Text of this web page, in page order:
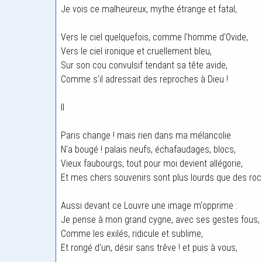
Je vois ce malheureux, mythe étrange et fatal,
Vers le ciel quelquefois, comme l'homme d'Ovide,
Vers le ciel ironique et cruellement bleu,
Sur son cou convulsif tendant sa tête avide,
Comme s'il adressait des reproches à Dieu !
II
Paris change ! mais rien dans ma mélancolie
N'a bougé ! palais neufs, échafaudages, blocs,
Vieux faubourgs, tout pour moi devient allégorie,
Et mes chers souvenirs sont plus lourds que des
Aussi devant ce Louvre une image m'opprime :
Je pense à mon grand cygne, avec ses gestes fous,
Comme les exilés, ridicule et sublime,
Et rongé d'un, désir sans trêve ! et puis à vous,